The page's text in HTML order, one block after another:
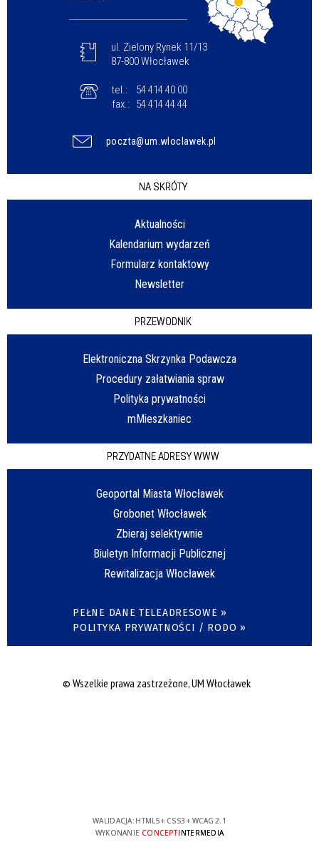
ul. Zielony Rynek 11/13
87-800 Włocławek
tel.:
54 414 40 00
fax.:
54 414 44 44
poczta@um.wloclawek.pl
NA SKRÓTY
Aktualności
Kalendarium wydarzeń
Formularz kontaktowy
Newsletter
PRZEWODNIK
Elektroniczna Skrzynka Podawcza
Procedury załatwiania spraw
Polityka prywatności
mMieszkaniec
PRZYDATNE ADRESY WWW
Geoportal Miasta Włocławek
Grobonet Włocławek
Zbieraj selektywnie
Biuletyn Informacji Publicznej
Rewitalizacja Włocławek
PEŁNE DANE TELEADRESOWE »
POLITYKA PRYWATNOŚCI / RODO »
© Wszelkie prawa zastrzeżone, UM Włocławek
WALIDACJA: HTML5+ CSS3 + WCAG 2.1
WYKONANIE CONCEPTINTERMEDIA